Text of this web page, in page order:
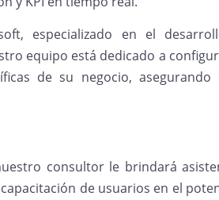
especializado en el
equipo está dedicado a
de su negocio, asegurando
consultor le brindará
de usuarios en el